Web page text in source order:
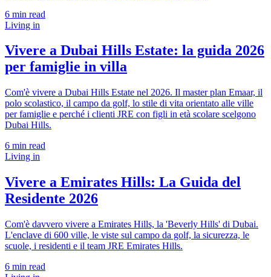
6 min read
Living in
Vivere a Dubai Hills Estate: la guida 2026
per famiglie in villa
Com'è vivere a Dubai Hills Estate nel 2026. Il master plan Emaar, il
polo scolastico, il campo da golf, lo stile di vita orientato alle ville
per famiglie e perché i clienti JRE con figli in età scolare scelgono
Dubai Hills.
6 min read
Living in
Vivere a Emirates Hills: La Guida del
Residente 2026
Com'è davvero vivere a Emirates Hills, la 'Beverly Hills' di Dubai.
L'enclave di 600 ville, le viste sul campo da golf, la sicurezza, le
scuole, i residenti e il team JRE Emirates Hills.
6 min read